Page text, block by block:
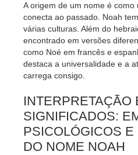
A origem de um nome é
conecta ao passado. Noah
várias culturas. Além do
encontrado em versões
como Noé em francês e
destaca a universalidade e a
carrega consigo.
INTERPRETAÇÃO
SIGNIFICADOS:
PSICOLÓGICOS
DO NOME NOAH